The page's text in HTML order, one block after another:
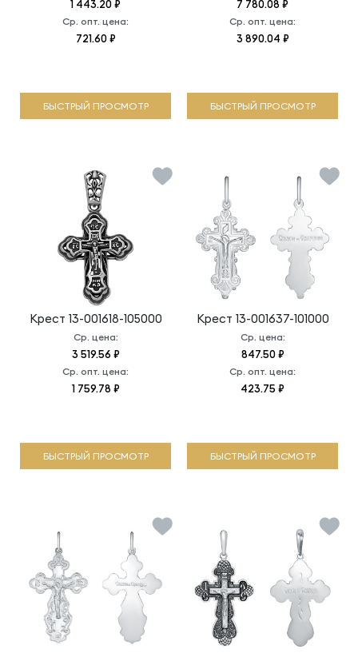
1 443.20 ₽
Ср. опт. цена:
721.60 ₽
БЫСТРЫЙ ПРОСМОТР
7 780.08 ₽
Ср. опт. цена:
3 890.04 ₽
БЫСТРЫЙ ПРОСМОТР
Крест 13-001618-105000
Ср. цена:
3 519.56 ₽
Ср. опт. цена:
1 759.78 ₽
БЫСТРЫЙ ПРОСМОТР
Крест 13-001637-101000
Ср. цена:
847.50 ₽
Ср. опт. цена:
423.75 ₽
БЫСТРЫЙ ПРОСМОТР